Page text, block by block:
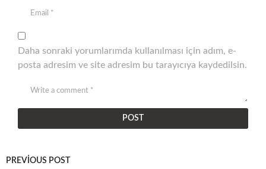
Daha sonraki yorumlarımda kullanılması için adım, e-
posta adresim ve site adresim bu tarayıcıya kaydedilsin.
PREVIOUS POST